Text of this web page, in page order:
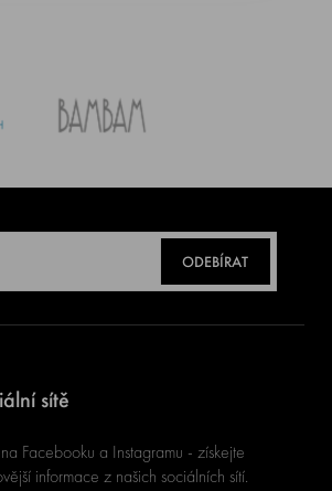
ODEBÍRAT
sítě
na Facebooku a Instagramu - získejte
informace z našich sociálních sítí.